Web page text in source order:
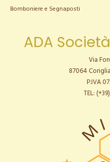
Bomboniere e Segnaposti
ADA
Via
87064
P.IVA
TEL: